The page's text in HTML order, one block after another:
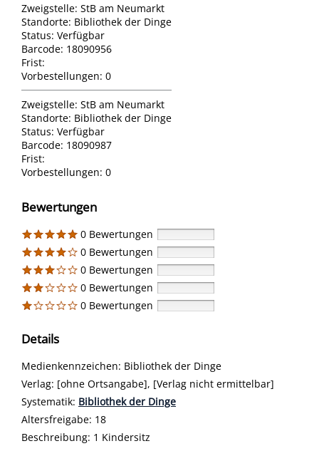
Zweigstelle: StB am Neumarkt
Standorte: Bibliothek der Dinge
Status: Verfügbar
Barcode: 18090956
Frist:
Vorbestellungen: 0
Zweigstelle: StB am Neumarkt
Standorte: Bibliothek der Dinge
Status: Verfügbar
Barcode: 18090987
Frist:
Vorbestellungen: 0
Bewertungen
0 Bewertungen
0 Bewertungen
0 Bewertungen
0 Bewertungen
0 Bewertungen
Details
Suche nach diesem Verfasser
Medienkennzeichen: Bibliothek der Dinge
Verlag: [ohne Ortsangabe], [Verlag nicht ermittelbar]
opens in new tab
Diesen Link in neuem Tab öffnen
Systematik: Suche nach dieser Systematik
Bibliothek der Dinge
Suche nach diesem Interessenskreis
Altersfreigabe: 18
Beschreibung: 1 Kindersitz